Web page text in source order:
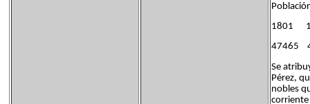
1801
47465
Se
Pérez,
nobles
corriente